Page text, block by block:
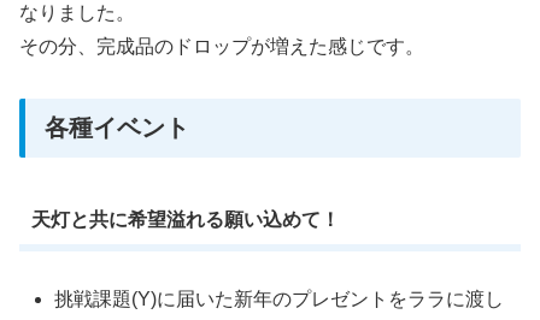
なりました。
その分、完成品のドロップが増えた感じです。
各種イベント
天灯と共に希望溢れる願い込めて！
挑戦課題(Y)に届いた新年のプレゼントをララに渡し